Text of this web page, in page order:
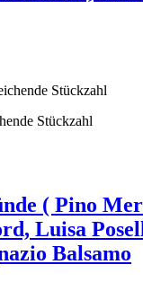
Stückzahl
( Pino
Luisa
Balsamo